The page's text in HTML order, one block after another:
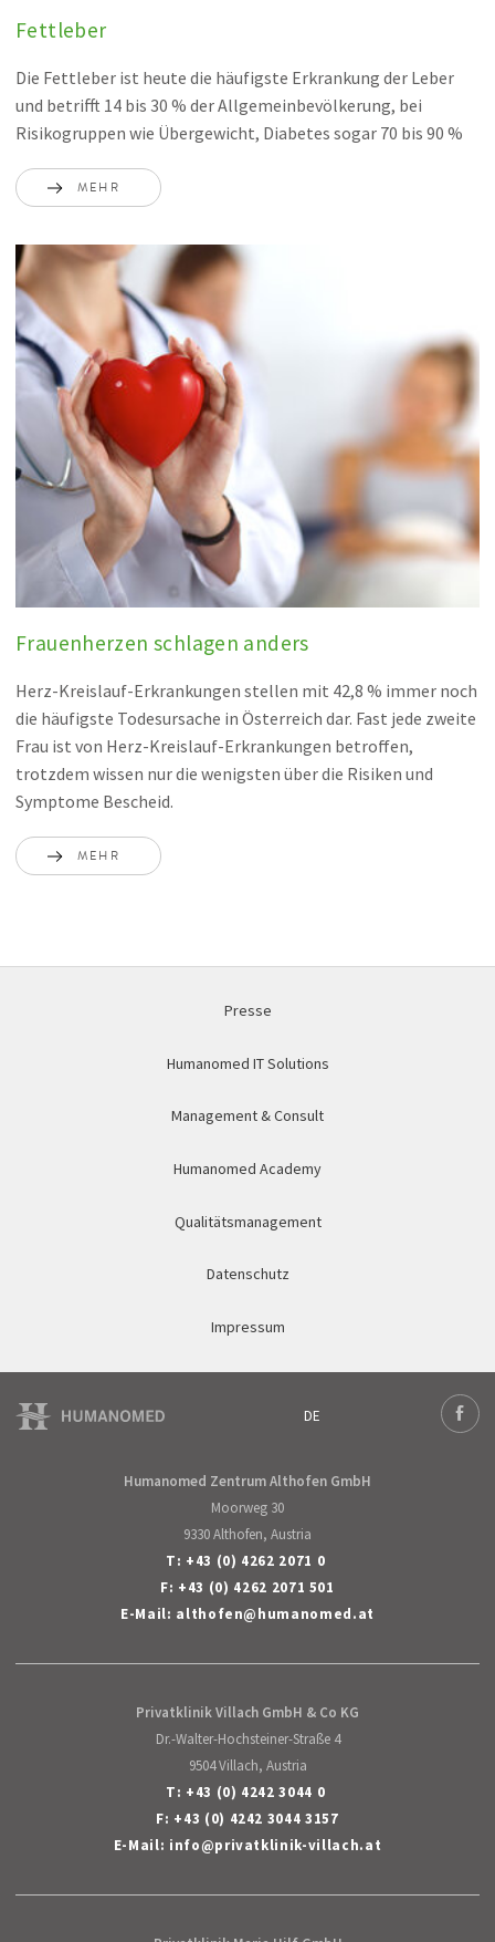
Fettleber
Die Fettleber ist heute die häufigste Erkrankung der Leber
und betrifft 14 bis 30 % der Allgemeinbevölkerung, bei
Risikogruppen wie Übergewicht, Diabetes sogar 70 bis 90 %
MEHR
Frauenherzen schlagen anders
Herz-Kreislauf-Erkrankungen stellen mit 42,8 % immer noch
die häufigste Todesursache in Österreich dar. Fast jede zweite
Frau ist von Herz-Kreislauf-Erkrankungen betroffen,
trotzdem wissen nur die wenigsten über die Risiken und
Symptome Bescheid.
MEHR
Presse
Humanomed IT Solutions
Management & Consult
Humanomed Academy
Qualitätsmanagement
Datenschutz
Impressum
DE
Deutsch
Humanomed Zentrum Althofen GmbH
Moorweg 30
9330 Althofen, Austria
T: +43 (0) 4262 2071 0
F: +43 (0) 4262 2071 501
E-Mail: althofen@humanomed.at
Privatklinik Villach GmbH & Co KG
Dr.-Walter-Hochsteiner-Straße 4
9504 Villach, Austria
T: +43 (0) 4242 3044 0
F: +43 (0) 4242 3044 3157
E-Mail: info@privatklinik-villach.at